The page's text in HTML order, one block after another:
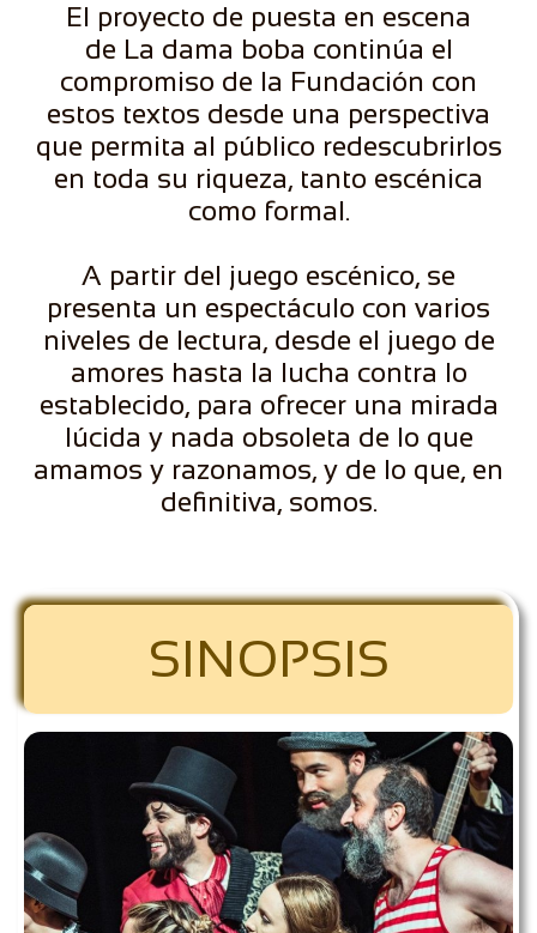
El proyecto de puesta en escena
de La dama boba continúa el
compromiso de la Fundación con
estos textos desde una perspectiva
que permita al público redescubrirlos
en toda su riqueza, tanto escénica
como formal.
A partir del juego escénico, se
presenta un espectáculo con varios
niveles de lectura, desde el juego de
amores hasta la lucha contra lo
establecido, para ofrecer una mirada
lúcida y nada obsoleta de lo que
amamos y razonamos, y de lo que, en
definitiva, somos.
SINOPSIS